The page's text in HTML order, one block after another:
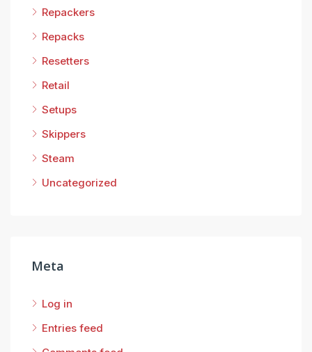
Repackers
Repacks
Resetters
Retail
Setups
Skippers
Steam
Uncategorized
Meta
Log in
Entries feed